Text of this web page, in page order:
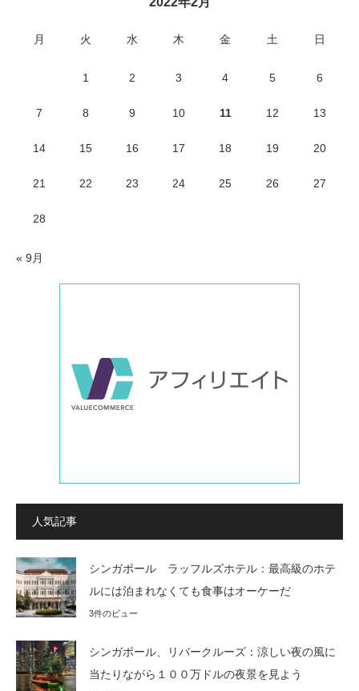
月 火 水 木 金 土 日
1 2 3 4 5 6
7 8 9 10 11 12 13
14 15 16 17 18 19 20
21 22 23 24 25 26 27
28
« 9月
人気記事
シンガポール ラッフルズホテル：最高級のホテ
ルには泊まれなくても食事はオーケーだ
3件のビュー
シンガポール、リバークルーズ：涼しい夜の風に
当たりながら１００万ドルの夜景を見よう